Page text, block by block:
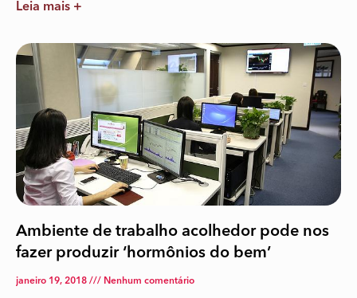
Leia mais +
Ambiente de trabalho acolhedor pode nos
fazer produzir ‘hormônios do bem’
janeiro 19, 2018 Nenhum comentário